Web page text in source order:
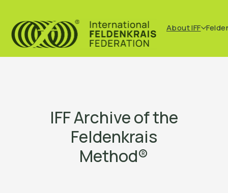
About IFF
IFF Archive of the
Feldenkrais
Method®